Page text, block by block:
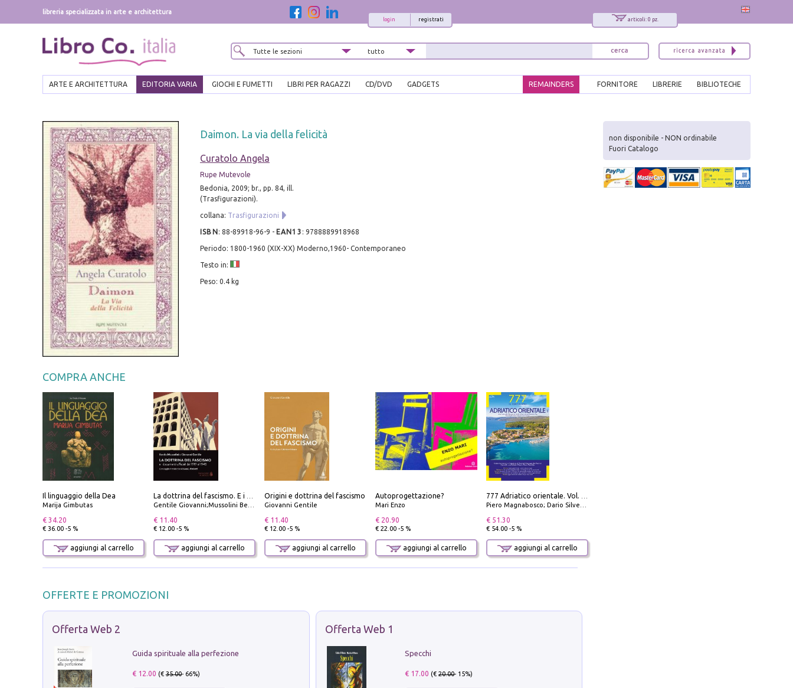
libreria specializzata in arte e architettura
articoli: 0 pz.
registrati
login
ARTE E ARCHITETTURA EDITORIA VARIA GIOCHI E FUMETTI LIBRI PER RAGAZZI CD/DVD GADGETS BIBLIOTECHE
LIBRERIE
FORNITORE
REMAINDERS
Daimon. La via della felicità
Curatolo Angela
Rupe Mutevole
Bedonia, 2009; br., pp. 84, ill.
(Trasfigurazioni).
collana: Trasfigurazioni
ISBN : 88-89918-96-9 - EAN13 : 9788889918968
Periodo: 1800-1960 (XIX-XX) Moderno,1960- Contemporaneo
Testo in:
Peso: 0.4 kg
COMPRA ANCHE
Il linguaggio della Dea
Marija Gimbutas
€ 34.20
€ 36.00 -5 %
aggiungi al carrello
La dottrina del fascismo. E i documenti ufficiali dal 1919 al 1945
Gentile Giovanni;Mussolini Benito
€ 11.40
€ 12.00 -5 %
aggiungi al carrello
Origini e dottrina del fascismo
Giovanni Gentile
€ 11.40
€ 12.00 -5 %
aggiungi al carrello
Autoprogettazione?
Mari Enzo
€ 20.90
€ 22.00 -5 %
aggiungi al carrello
777 Adriatico orientale. Vol. 1: Istria, Costa della Dalmazia da Smrika a Zara, Isole del Quarnaro, Pag, Arcipelaghi di Zara, Sibenico e Incoronate
Piero Magnabosco; Dario Silvestro; Marco Sbrizzi
€ 51.30
€ 54.00 -5 %
aggiungi al carrello
OFFERTE E PROMOZIONI
Offerta Web 2
Guida spirituale alla perfezione
€ 12.00 (€35.00- 66%)
Offerta Web 1
Specchi
€ 17.00 (€20.00- 15%)
non disponibile - NON ordinabile
Fuori Catalogo
x
Interessato ai nostri libri?
Allora iscriviti alla nostra newsletter!
Sarai informato delle nostre novità, potrai
comunque cancellarti quando desideri.